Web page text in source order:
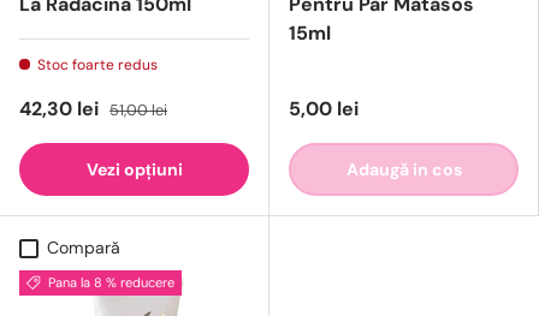
Stoc foarte redus
42,30 lei 51,00 lei
Vezi opțiuni
15ml
5,00 lei
Adaugă in cos
Compară
Pana la 8 % reducere